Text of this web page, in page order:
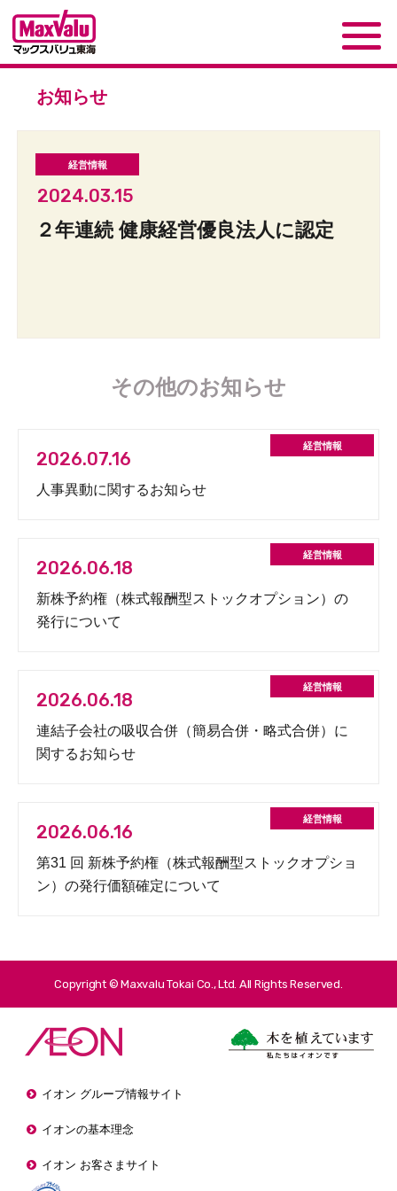
お知らせ
2024.03.15
２年連続 健康経営優良法人に認定
その他のお知らせ
2026.07.16
人事異動に関するお知らせ
2026.06.18
新株予約権（株式報酬型ストックオプション）の
発行について
2026.06.18
連結子会社の吸収合併（簡易合併・略式合併）に
関するお知らせ
2026.06.16
第31 回 新株予約権（株式報酬型ストックオプショ
ン）の発行価額確定について
Copyright © Maxvalu Tokai Co., Ltd. All Rights Reserved.
イオン グループ情報サイト
イオンの基本理念
イオン お客さまサイト